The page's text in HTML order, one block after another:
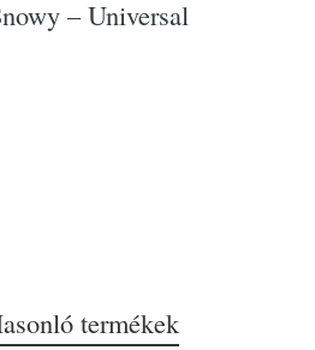
– Universal
termékek